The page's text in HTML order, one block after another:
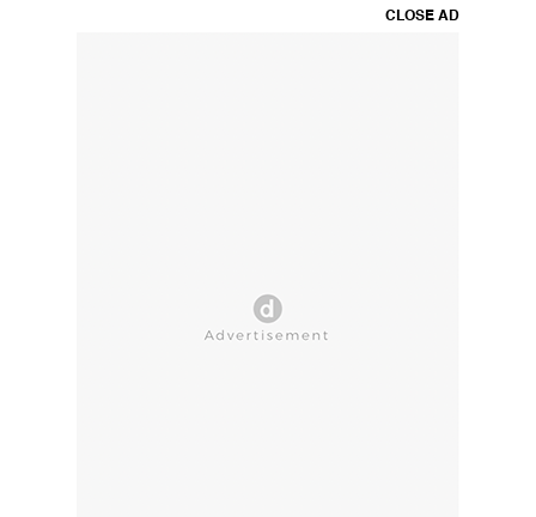
CLOSE AD